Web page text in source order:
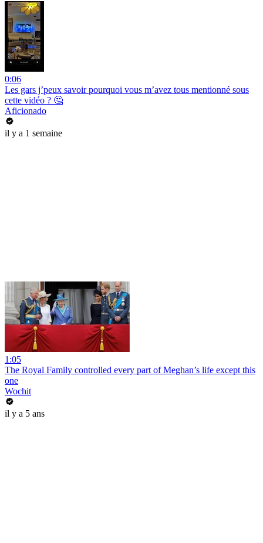
0:06
Les gars j’peux savoir pourquoi vous m’avez tous mentionné sous
cette vidéo ? 🤔
Aficionado
il y a 1 semaine
1:05
The Royal Family controlled every part of Meghan’s life except this
one
Wochit
il y a 5 ans